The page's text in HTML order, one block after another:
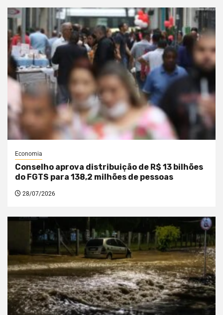
Economia
Conselho aprova distribuição de R$ 13 bilhões
do FGTS para 138,2 milhões de pessoas
28/07/2026